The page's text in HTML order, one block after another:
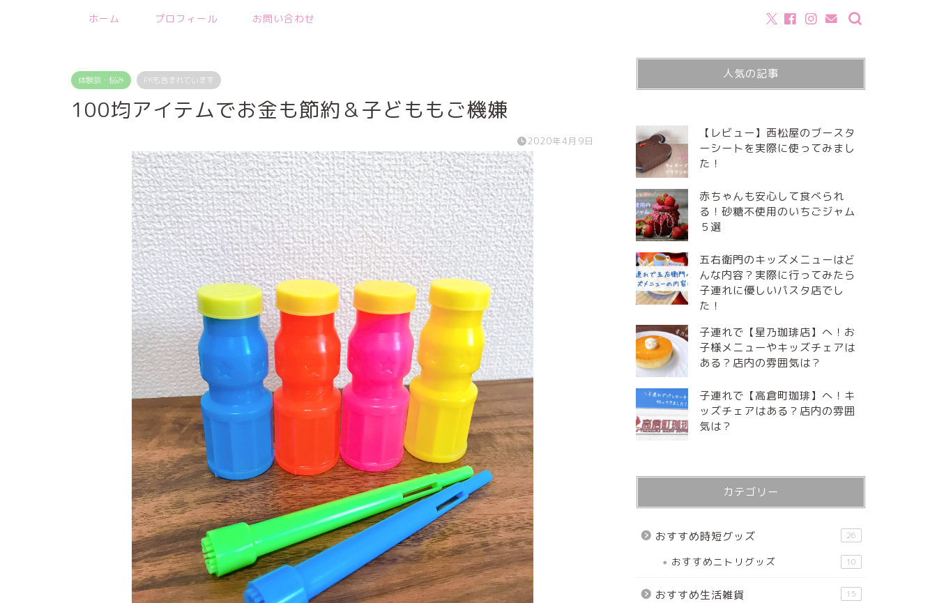
ホーム プロフィール お問い合わせ
体験談・悩み PRも含まれています
100均アイテムでお金も節約＆子どももご機嫌
2020年4月9日
人気の記事
【レビュー】西松屋のブースタ
ーシートを実際に使ってみまし
た！
赤ちゃんも安心して食べられ
る！砂糖不使用のいちごジャム
５選
五右衛門のキッズメニューはど
んな内容？実際に行ってみたら
子連れに優しいパスタ店でし
た！
子連れで【星乃珈琲店】へ！お
子様メニューやキッズチェアは
ある？店内の雰囲気は？
子連れで【高倉町珈琲】へ！キ
ッズチェアはある？店内の雰囲
気は？
カテゴリー
おすすめ時短グッズ 26
おすすめニトリグッズ 10
おすすめ生活雑貨 15